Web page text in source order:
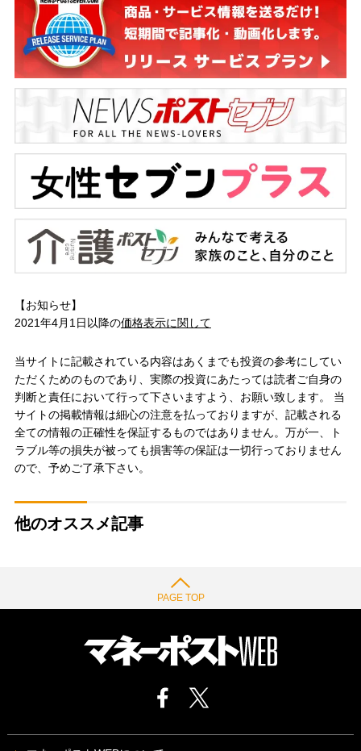
【お知らせ】
2021年4月1日以降の価格表示に関して
当サイトに記載されている内容はあくまでも投資の参考にしてい
ただくためのものであり、実際の投資にあたっては読者ご自身の
判断と責任において行って下さいますよう、お願い致します。 当
サイトの掲載情報は細心の注意を払っておりますが、記載される
全ての情報の正確性を保証するものではありません。万が一、ト
ラブル等の損失が被っても損害等の保証は一切行っておりません
ので、予めご了承下さい。
他のオススメ記事
PAGE TOP